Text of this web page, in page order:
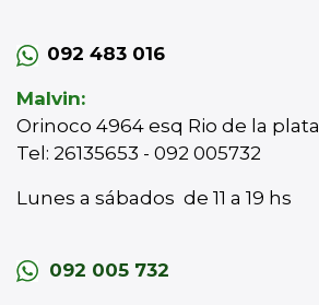
092 483 016
Malvin:
Orinoco 4964 esq Rio de la plata
Tel: 26135653 - 092 005732
Lunes a sábados de 11 a 19 hs
092 005 732